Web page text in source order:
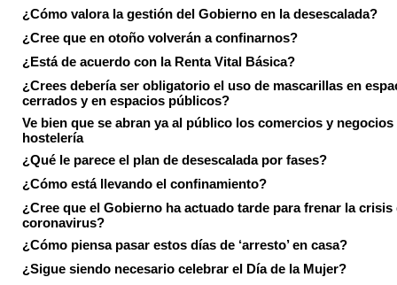
¿Cómo valora la gestión del Gobierno en la desescalada?
¿Cree que en otoño volverán a confinarnos?
¿Está de acuerdo con la Renta Vital Básica?
¿Crees debería ser obligatorio el uso de mascarillas en
cerrados y en espacios públicos?
Ve bien que se abran ya al público los comercios y negocios
hostelería
¿Qué le parece el plan de desescalada por fases?
¿Cómo está llevando el confinamiento?
¿Cree que el Gobierno ha actuado tarde para frenar la crisis
coronavirus?
¿Cómo piensa pasar estos días de ‘arresto’ en casa?
¿Sigue siendo necesario celebrar el Día de la Mujer?